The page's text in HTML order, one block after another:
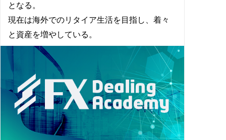
となる。
現在は海外でのリタイア生活を目指し、着々
と資産を増やしている。